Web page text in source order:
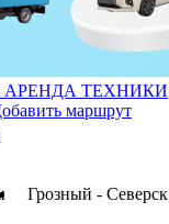
АРЕНДА ТЕХНИКИ
маршрут
Грозный - Северск